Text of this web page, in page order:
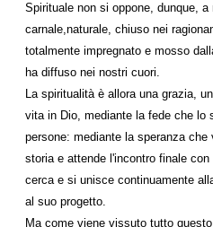
Spirituale non si oppone, dunque,
carnale,naturale, chiuso nei
totalmente impregnato e mosso
ha diffuso nei nostri cuori.
La spiritualità è allora una grazia,
vita in Dio, mediante la fede che lo
persone: mediante la speranza
storia e attende l'incontro finale
cerca e si unisce continuamente
al suo progetto.
Ma come viene vissuto tutto